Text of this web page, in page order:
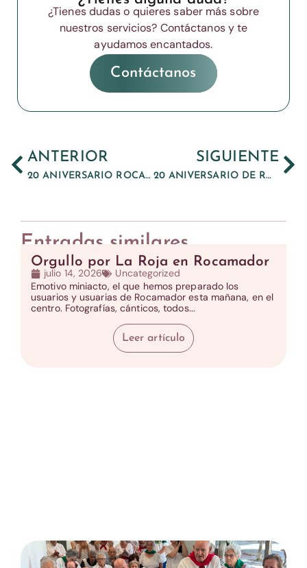
¿Tienes dudas o quieres saber más sobre
nuestros servicios? Contáctanos y te
ayudamos encantados.
Contáctanos
ANTERIOR
20 ANIVERSARIO ROCAMADOR VISITA ESTUDIANTES FRANCESES
SIGUIENTE
20 ANIVERSARIO DE ROCAMADOR 12 DE ABRIL DE 2024
Entradas similares
Orgullo por La Roja en Rocamador
julio 14, 2026
Uncategorized
Emotivo miniacto, el que hemos preparado los
usuarios y usuarias de Rocamador esta mañana, en el
centro. Fotografías, cánticos, todos...
Leer artículo